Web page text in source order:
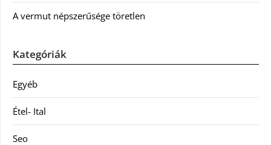
A vermut népszerűsége töretlen
Kategóriák
Egyéb
Étel- Ital
Seo